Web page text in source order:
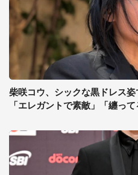
柴咲コウ、シックな黒ドレス姿
「エレガントで素敵」「纏って